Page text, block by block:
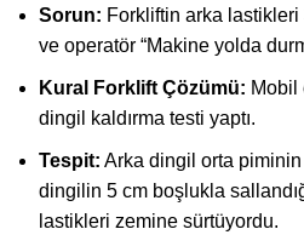
Sorun: Forkliftin arka
ve operatör “Makine yolda
Kural Forklift Çözümü: Mobil
dingil kaldırma testi yaptı.
Tespit: Arka dingil orta piminin
dingilin 5 cm boşlukla
lastikleri zemine sürtüyordu.